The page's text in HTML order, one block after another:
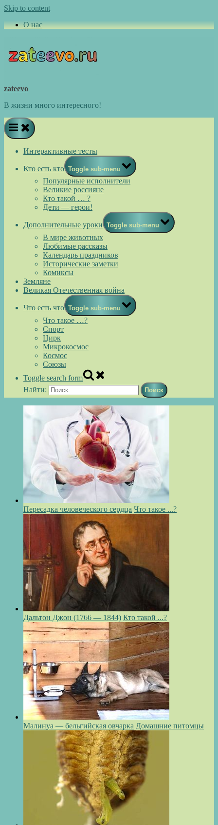
Skip to content
О нас
zateevo
В жизни много интересного!
Интерактивные тесты
Кто есть кто Toggle sub-menu
Популярные исполнители
Великие россияне
Кто такой … ?
Дети — герои!
Дополнительные уроки Toggle sub-menu
В мире животных
Любимые рассказы
Календарь праздников
Исторические заметки
Комиксы
Земляне
Великая Отечественная война
Что есть что Toggle sub-menu
Что такое …?
Спорт
Цирк
Микрокосмос
Космос
Союзы
Toggle search form
Найти:
Пересадка человеческого сердца Что такое ...?
Дальтон Джон (1766 — 1844) Кто такой ...?
Малинуа — бельгийская овчарка Домашние питомцы